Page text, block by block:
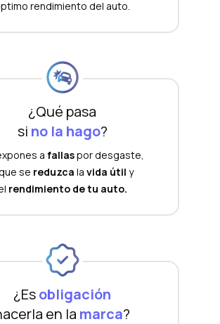
rendimiento del auto.
¿Qué pasa
si no la hago?
a fallaspor desgaste,
se reduzca la vida útil y
rendimiento de tu auto.
¿Esobligación
en la marca?